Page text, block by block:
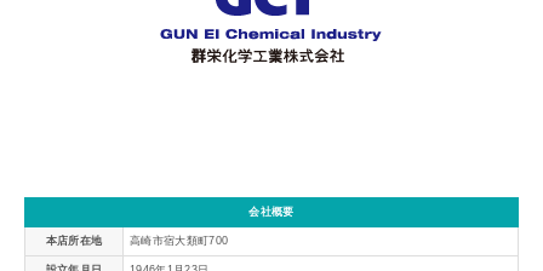
会社概要
本店所在地 高崎市宿大類町700